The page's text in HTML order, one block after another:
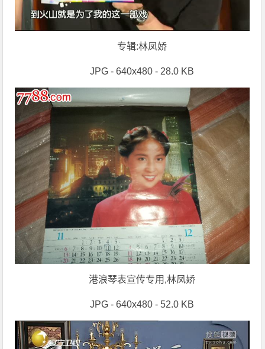
专辑:林凤娇
JPG - 640x480 - 28.0 KB
港浪琴表宣传专用,林凤娇
JPG - 640x480 - 52.0 KB